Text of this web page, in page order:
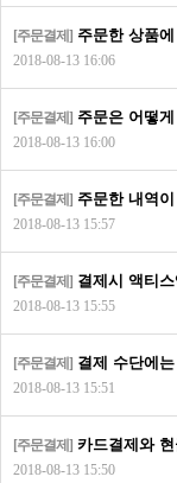
[주문결제] 주문한 상품
2018-08-13 16:06
[주문결제] 주문은 어떻
2018-08-13 16:00
[주문결제] 주문한 내역
2018-08-13 15:57
[주문결제] 결제시 액티
2018-08-13 15:55
[주문결제] 결제 수단에
2018-08-13 15:51
[주문결제] 카드결제와
2018-08-13 15:50